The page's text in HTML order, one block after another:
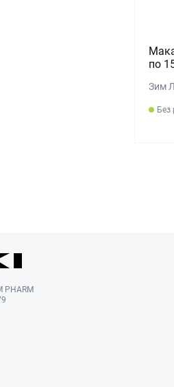
по
Зим
Без
PHARM